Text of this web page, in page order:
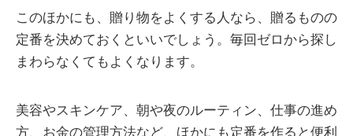
このほかにも、贈り物をよくする人なら、贈るものの
定番を決めておくといいでしょう。毎回ゼロから探し
まわらなくてもよくなります。
美容やスキンケア、朝や夜のルーティン、仕事の進め
方、お金の管理方法など、ほかにも定番を作ると便利